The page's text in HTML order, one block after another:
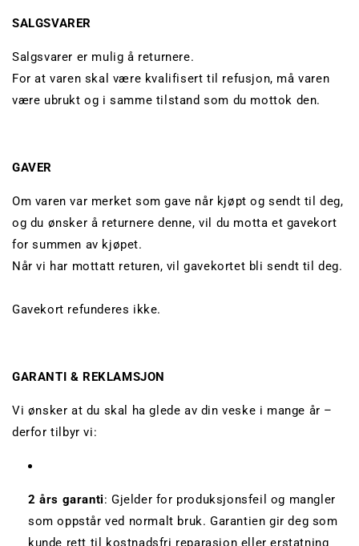
SALGSVARER
Salgsvarer er mulig å returnere.
For at varen skal være kvalifisert til refusjon, må varen
være ubrukt og i samme tilstand som du mottok den.
GAVER
Om varen var merket som gave når kjøpt og sendt til deg,
og du ønsker å returnere denne, vil du motta et gavekort
for summen av kjøpet.
Når vi har mottatt returen, vil gavekortet bli sendt til deg.
Gavekort refunderes ikke.
GARANTI & REKLAMSJON
Vi ønsker at du skal ha glede av din veske i mange år –
derfor tilbyr vi:
2 års garanti: Gjelder for produksjonsfeil og mangler
som oppstår ved normalt bruk. Garantien gir deg som
kunde rett til kostnadsfri reparasjon eller erstatning